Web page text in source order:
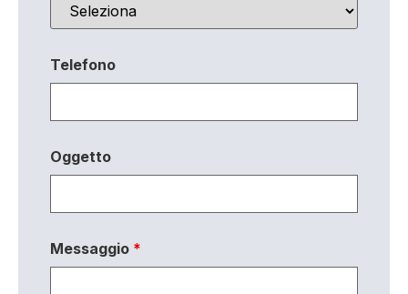
Telefono
Oggetto
Messaggio *